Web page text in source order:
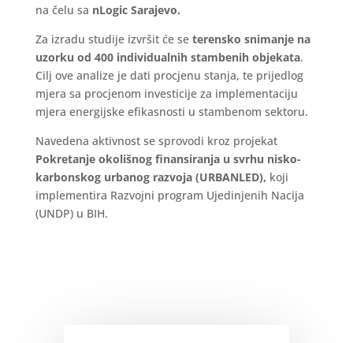
na čelu sa nLogic Sarajevo.
Za izradu studije izvršit će se terensko snimanje na
uzorku od 400 individualnih stambenih objekata.
Cilj ove analize je dati procjenu stanja, te prijedlog
mjera sa procjenom investicije za implementaciju
mjera energijske efikasnosti u stambenom sektoru.
Navedena aktivnost se sprovodi kroz projekat
Pokretanje okolišnog finansiranja u svrhu nisko-
karbonskog urbanog razvoja (URBANLED), koji
implementira Razvojni program Ujedinjenih Nacija
(UNDP) u BIH.